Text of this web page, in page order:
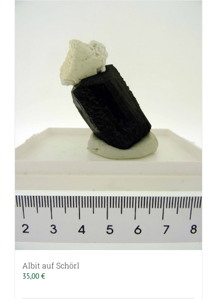
Albit auf Schörl
35,00 €